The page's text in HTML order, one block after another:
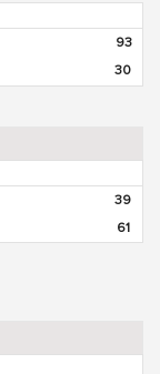
93
30
39
61